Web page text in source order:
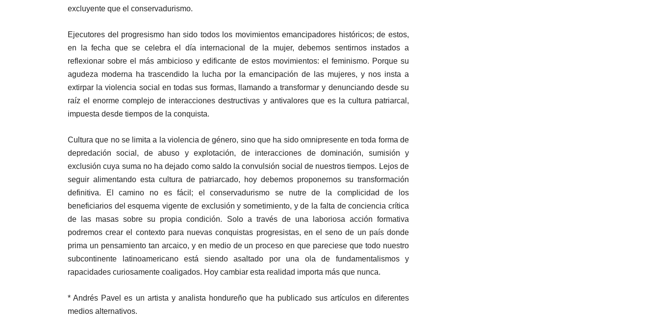
excluyente que el conservadurismo.
Ejecutores del progresismo han sido todos los movimientos emancipadores históricos; de estos,
en la fecha que se celebra el día internacional de la mujer, debemos sentirnos instados a
reflexionar sobre el más ambicioso y edificante de estos movimientos: el feminismo. Porque su
agudeza moderna ha trascendido la lucha por la emancipación de las mujeres, y nos insta a
extirpar la violencia social en todas sus formas, llamando a transformar y denunciando desde su
raíz el enorme complejo de interacciones destructivas y antivalores que es la cultura patriarcal,
impuesta desde tiempos de la conquista.
Cultura que no se limita a la violencia de género, sino que ha sido omnipresente en toda forma de
depredación social, de abuso y explotación, de interacciones de dominación, sumisión y
exclusión cuya suma no ha dejado como saldo la convulsión social de nuestros tiempos. Lejos de
seguir alimentando esta cultura de patriarcado, hoy debemos proponernos su transformación
definitiva. El camino no es fácil; el conservadurismo se nutre de la complicidad de los
beneficiarios del esquema vigente de exclusión y sometimiento, y de la falta de conciencia crítica
de las masas sobre su propia condición. Solo a través de una laboriosa acción formativa
podremos crear el contexto para nuevas conquistas progresistas, en el seno de un país donde
prima un pensamiento tan arcaico, y en medio de un proceso en que pareciese que todo nuestro
subcontinente latinoamericano está siendo asaltado por una ola de fundamentalismos y
rapacidades curiosamente coaligados. Hoy cambiar esta realidad importa más que nunca.
* Andrés Pavel es un artista y analista hondureño que ha publicado sus artículos en diferentes
medios alternativos.